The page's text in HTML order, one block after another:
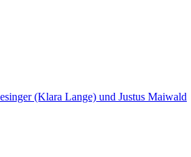
(Klara Lange) und Justus Maiwald